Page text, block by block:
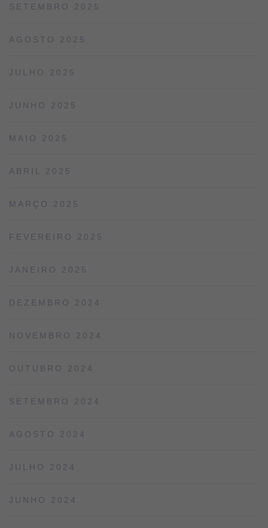
SETEMBRO 2025
AGOSTO 2025
JULHO 2025
JUNHO 2025
MAIO 2025
ABRIL 2025
MARÇO 2025
FEVEREIRO 2025
JANEIRO 2025
DEZEMBRO 2024
NOVEMBRO 2024
OUTUBRO 2024
SETEMBRO 2024
AGOSTO 2024
JULHO 2024
JUNHO 2024